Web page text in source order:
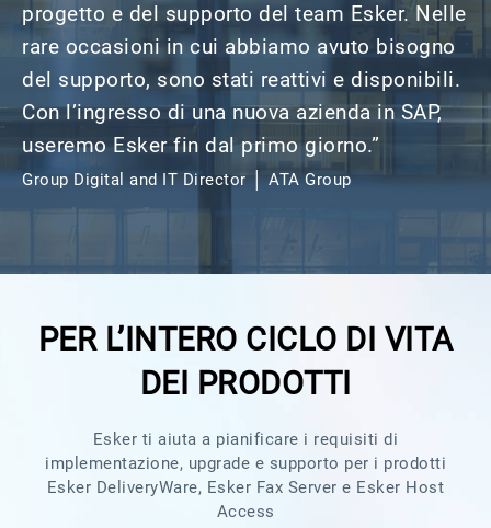
progetto e del supporto del team Esker. Nelle
rare occasioni in cui abbiamo avuto bisogno
del supporto, sono stati reattivi e disponibili.
Con l’ingresso di una nuova azienda in SAP,
useremo Esker fin dal primo giorno.”​
Group Digital and IT Director │ ATA Group
PER L’INTERO CICLO DI VITA
DEI PRODOTTI
Esker ti aiuta a pianificare i requisiti di
implementazione, upgrade e supporto per i prodotti
Esker DeliveryWare, Esker Fax Server e Esker Host
Access